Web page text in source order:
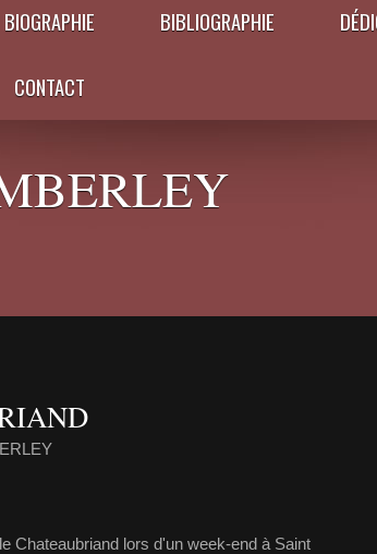
BIOGRAPHIE BIBLIOGRAPHIE
CONTACT
Chateaubriand lors d'un week-end à Saint